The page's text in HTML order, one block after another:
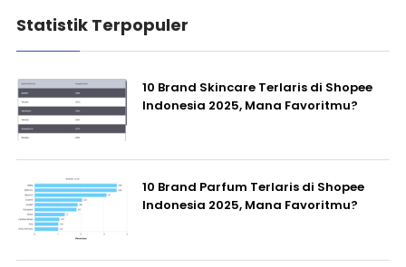
Statistik Terpopuler
10 Brand Skincare Terlaris di Shopee
Indonesia 2025, Mana Favoritmu?
10 Brand Parfum Terlaris di Shopee
Indonesia 2025, Mana Favoritmu?